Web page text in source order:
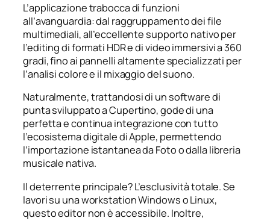
L’applicazione trabocca di funzioni
all’avanguardia: dal raggruppamento dei file
multimediali, all’eccellente supporto nativo per
l’editing di formati HDR e di video immersivi a 360
gradi, fino ai pannelli altamente specializzati per
l’analisi colore e il mixaggio del suono.
Naturalmente, trattandosi di un software di
punta sviluppato a Cupertino, gode di una
perfetta e continua integrazione con tutto
l’ecosistema digitale di Apple, permettendo
l’importazione istantanea da Foto o dalla libreria
musicale nativa.
Il deterrente principale? L’esclusività totale. Se
lavori su una workstation Windows o Linux,
questo editor non è accessibile. Inoltre,